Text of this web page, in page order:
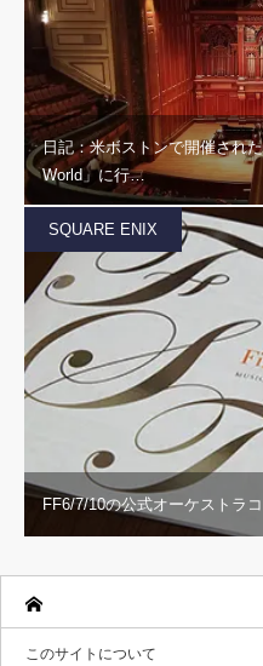
日記：米ボストンで開催され
World」に行…
SQUARE ENIX
FF6/7/10の公式オーケストラ
このサイトについて